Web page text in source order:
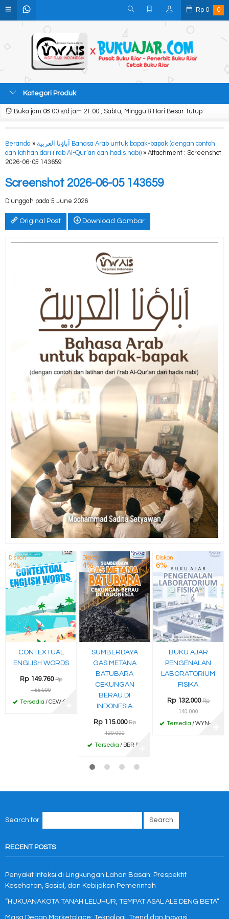
Rp 0 0
Kategori Produk
Buka jam 08.00 s/d jam 21.00 , Sabtu, Minggu & Hari Besar Tutup
Beranda » آباؤنا العربية Bahasa Arab untuk bapak-bapak (dengan contoh
dan latihan dari i’rab Al-Qur’an dan hadis nabi) » Attachment : Screenshot
2026-06-05 143659
Screenshot 2026-06-05 143659
Diunggah pada 5 June 2026
Original Post Download Gambar
Diskon
4%
CONTEXTUAL
ENGLISH WORDS
Rp 149.760 Rp
155.900
Tersedia / CEW-87
Diskon
4%
SUMBERDAYA
GAS METANA
BATUBARA
CEKUNGAN
BERAU DI
INDONESIA
Rp 115.000 Rp
120.000
Tersedia / BBR-07
Diskon
6%
BUKU AJAR
PENGENALAN
LABORATORIUM
FISIKA
Rp 132.000 Rp
140.000
Tersedia / WYN-40
Search for:
RECENT POSTS
Penyakit Infeksi di Lingkungan Lahan Basah: Prespektif
Kesehatan, Sosial, dan Kebijakan Pemerintah
“HUKUANAKOTA TANAH LELUHUR, TEMPAT ASAL ALE DENG BETA”